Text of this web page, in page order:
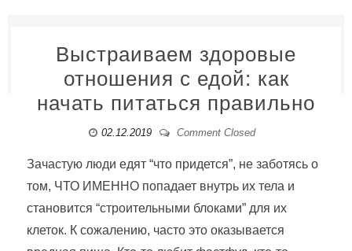
Выстраиваем здоровые
отношения с едой: как
начать питаться правильно
02.12.2019 Comment Closed
Зачастую люди едят “что придется”, не заботясь о
том, ЧТО ИМЕННО попадает внутрь их тела и
становится “строительными блоками” для их
клеток. К сожалению, часто это оказывается